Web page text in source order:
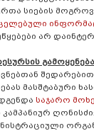
სიების
არ
მასშტაბური
საჯარო